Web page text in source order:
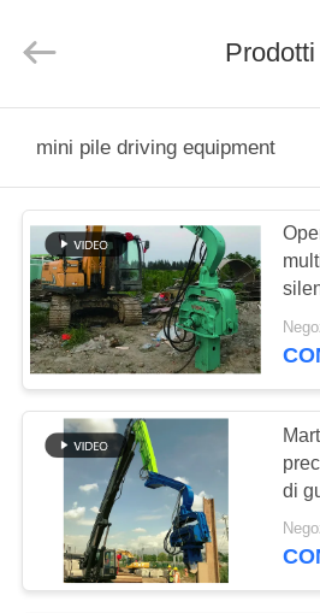
PRODOTTI
MANIFESTAZIONE
DI
VR
CIRCA
GIRO
DELLA
Ltd..
Prodotti
mini pile driving equipment
di
21 m